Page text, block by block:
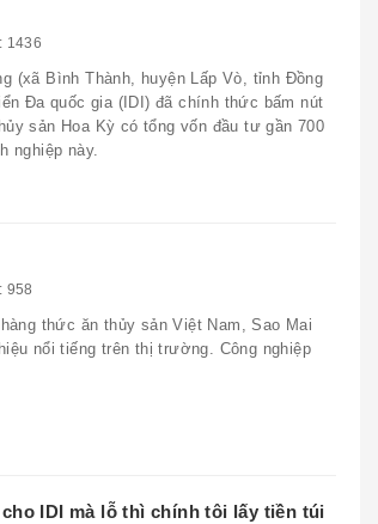
1436
(xã Bình Thành, huyện Lấp Vò, tỉnh Đồng
Đa quốc gia (IDI) đã chính thức bấm nút
sản Hoa Kỳ có tổng vốn đầu tư gần 700
nghiệp này.
958
thức ăn thủy sản Việt Nam, Sao Mai
nổi tiếng trên thị trường. Công nghiệp
IDI mà lỗ thì chính tôi lấy tiền túi